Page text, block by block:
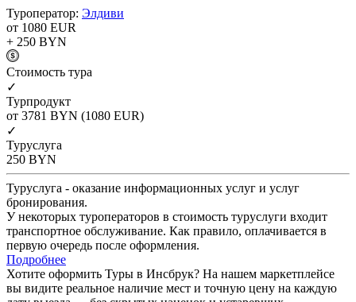
Туроператор: Элдиви
от 1080 EUR
+ 250 BYN
Cтоимость тура
✓
Турпродукт
от 3781 BYN (1080 EUR)
✓
Туруслуга
250 BYN
Туруслуга - оказание информационных услуг и услуг
бронирования.
У некоторых туроператоров в стоимость туруслуги входит
транспортное обслуживание. Как правило, оплачивается в
первую очередь после оформления.
Подробнее
Хотите оформить Туры в Инсбрук? На нашем маркетплейсе
вы видите реальное наличие мест и точную цену на каждую